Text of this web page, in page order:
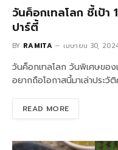
วันค็อกเทลโลก ชี้เป้า
ปาร์ตี้
BY RAMITA เมษายน 30,
วันค็อกเทลโลก วันพิเศษขอ
อยากถือโอกาสนี้มาเล่าประวั
READ MORE